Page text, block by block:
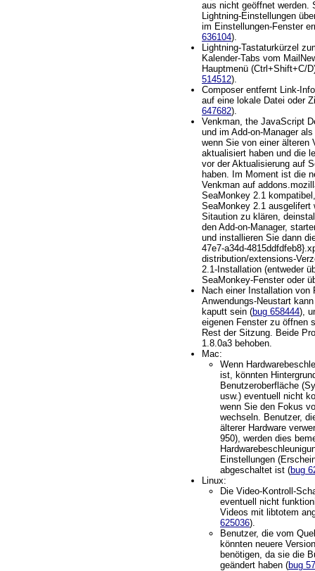
aus nicht geöffnet werden.
Lightning-Einstellungen
im Einstellungen-Fenster
636104).
Lightning-Tastaturkürzel
Kalender-Tabs vom
Hauptmenü (Ctrl+Shift+C/
514512).
Composer entfernt Link-
auf eine lokale Datei oder
647682).
Venkman, the JavaScript
und im Add-on-Manager
wenn Sie von einer älteren
aktualisiert haben und die
vor der Aktualisierung auf
haben. Im Moment ist die
Venkman auf
SeaMonkey 2.1
SeaMonkey 2.1 ausgelifert
Sitaution zu klären,
den Add-on-Manager,
und installieren Sie dann
47e7-a34d-
distribution/extensions-
2.1-Installation (entweder
SeaMonkey-Fenster oder
Nach einer Installation von
Anwendungs-Neustart
kaputt sein (bug 658444),
eigenen Fenster zu öffnen
Rest der Sitzung. Beide
1.8.0a3 behoben.
Mac:
Wenn
ist, könnten
Benutzeroberfläche
usw.) eventuell nicht
wenn Sie den Fokus
wechseln. Benutzer,
älterer Hardware
950), werden dies
Einstellungen
abgeschaltet ist (bug
Linux:
Die Video-Kontroll-
eventuell nicht
Videos mit libtotem
625036).
Benutzer, die vom
könnten neuere
benötigen, da sie die
geändert haben (bug